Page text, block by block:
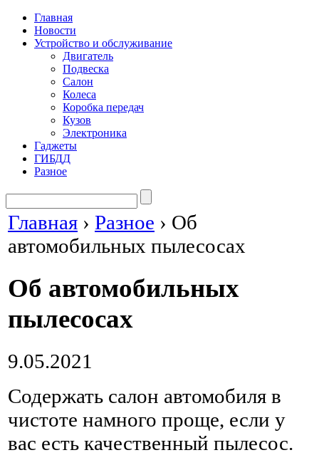
Главная
Новости
Устройство и обслуживание
Двигатель
Подвеска
Салон
Колеса
Коробка передач
Кузов
Электроника
Гаджеты
ГИБДД
Разное
Главная › Разное › Об
автомобильных пылесосах
Об автомобильных
пылесосах
9.05.2021
Содержать салон автомобиля в
чистоте намного проще, если у
вас есть качественный пылесос.